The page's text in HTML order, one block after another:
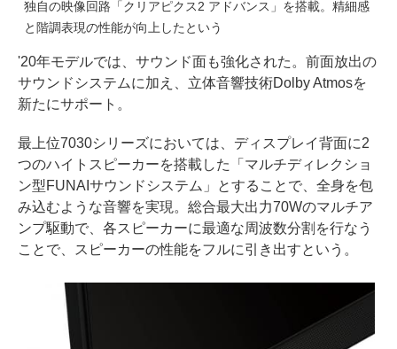
独自の映像回路「クリアピクス2 アドバンス」を搭載。精細感
と階調表現の性能が向上したという
'20年モデルでは、サウンド面も強化された。前面放出の
サウンドシステムに加え、立体音響技術Dolby Atmosを
新たにサポート。
最上位7030シリーズにおいては、ディスプレイ背面に2
つのハイトスピーカーを搭載した「マルチディレクショ
ン型FUNAIサウンドシステム」とすることで、全身を包
み込むような音響を実現。総合最大出力70Wのマルチア
ンプ駆動で、各スピーカーに最適な周波数分割を行なう
ことで、スピーカーの性能をフルに引き出すという。